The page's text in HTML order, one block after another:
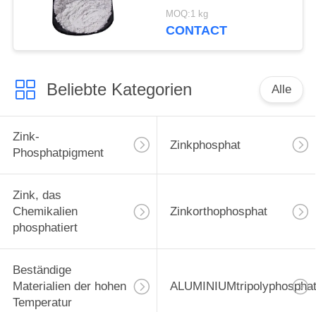
Schiff und
Stahlkonstruktionen
MOQ:1 kg
CONTACT
Beliebte Kategorien Alle
Zink-
Phosphatpigment
Zinkphosphat
Zink, das
Chemikalien
phosphatiert
Zinkorthophosphat
Beständige
Materialien der hohen
Temperatur
ALUMINIUMtripolyphosphat